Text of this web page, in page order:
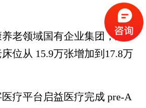
⽼领域国有企业集团，到
位从 15.9万张增加到17.8万
疗平台启益医疗完成 pre-A